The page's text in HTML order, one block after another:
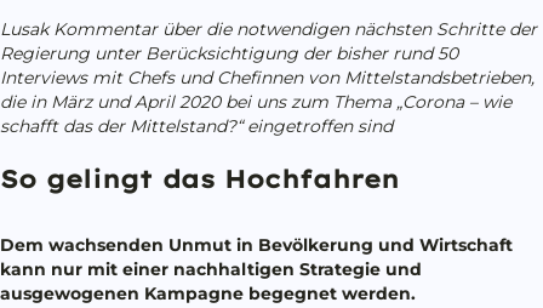
Lusak Kommentar über die notwendigen nächsten Schritte der
Regierung unter Berücksichtigung der bisher rund 50
Interviews mit Chefs und Chefinnen von Mittelstandsbetrieben,
die in März undApril 2020 bei uns zum Thema „Corona – wie
schafft das der Mittelstand?“ eingetroffen sind
So gelingt das Hochfahren
Dem wachsenden Unmut in Bevölkerung und Wirtschaft
kann nur mit einer nachhaltigen Strategie und
ausgewogenen Kampagne begegnet werden.